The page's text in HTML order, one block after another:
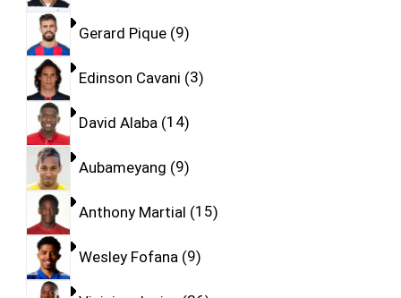
Gerard Pique 9
Edinson Cavani 3
David Alaba 14
Aubameyang 9
Anthony Martial 15
Wesley Fofana 9